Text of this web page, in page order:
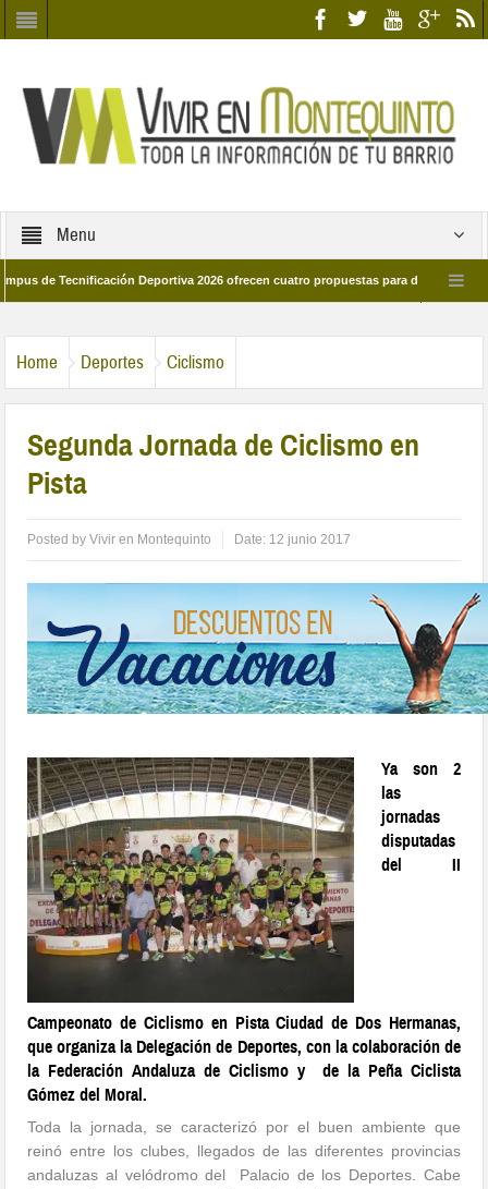
Menu
Tecnificación Deportiva 2026 ofrecen cuatro propuestas para disfrutar del
Home Deportes Ciclismo
Segunda Jornada de Ciclismo en
Pista
Posted byVivir en Montequinto Date: 12 junio 2017
Ya son 2
las
jornadas
disputadas
del II
Campeonato de Ciclismo en Pista Ciudad de Dos Hermanas,
que organiza la Delegación de Deportes, con la colaboración de
la Federación Andaluza de Ciclismo y de la Peña Ciclista
Gómez del Moral.
Toda la jornada, se caracterizó por el buen ambiente que
reinó entre los clubes, llegados de las diferentes provincias
andaluzas al velódromo del Palacio de los Deportes. Cabe